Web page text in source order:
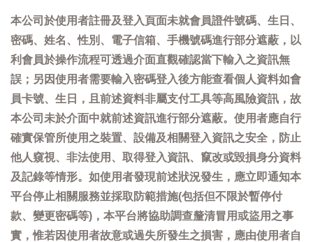
本公司於使用者註冊及登入頁面未就會員證件號碼、生日、
密碼、姓名、性別、電子信箱、手機號碼進行部分遮蔽，以
利會員於操作流程可透過介面直觀確認當下輸入之資訊無
誤；另因使用者需要輸入密碼登入後方能查看個人資料如會
員卡號、生日，且前述資料非屬支付工具等高風險資訊，故
本公司未於介面中就前述資訊進行部分遮蔽。使用者應自行
確實保管所使用之裝置、設備及相關登入資訊之安全，防止
他人窺視、非法使用、取得登入資訊、竄改或毀損身分資料
及記錄等情形。如使用者發現前述狀況發生，應立即通知本
平台停止相關服務並採取防範措施(包括但不限於暫停付
款、變更密碼等)，本平台將協助調查釐清冒用或盜用之事
實，惟若因使用者故意或過失所發生之損害，應由使用者自